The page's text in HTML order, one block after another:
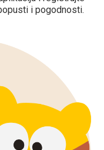
i pogodnosti.